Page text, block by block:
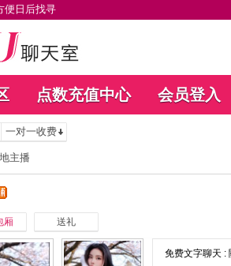
便日后找寻
点数充值中心 会员登入
一对一收费
主播
厢 送礼
免费文字聊天 :